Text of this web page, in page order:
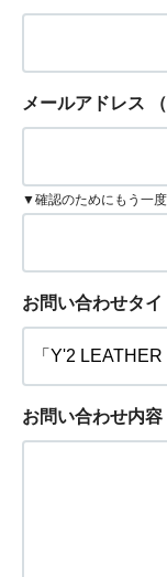
メールアドレス
▼確認のためにもう一度
お問い合わせタイ
お問い合わせ内容